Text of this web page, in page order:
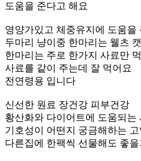
도움을 준다고 해요
영양가있고 체중유지에 도움을
두마리 냥이중 한마리는 웰츠
한마리는 주로 한가지 사료만
사료를 같이 주는데 잘 먹어요
전연령용 입니다
신선한 원료 장건강 피부건강
황산화와 다이어트에 도움되는
기호성이 어떤지 궁금해하는
다른집에 한팩씩 선물해도 좋을